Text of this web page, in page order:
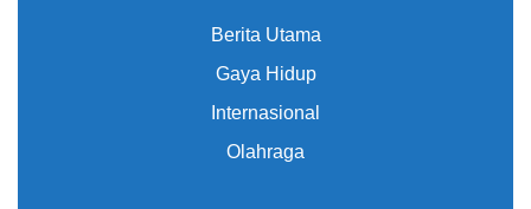
Berita Utama
Gaya Hidup
Internasional
Olahraga